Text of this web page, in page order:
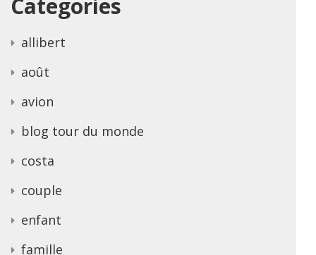
allibert
août
avion
blog tour du monde
costa
couple
enfant
famille